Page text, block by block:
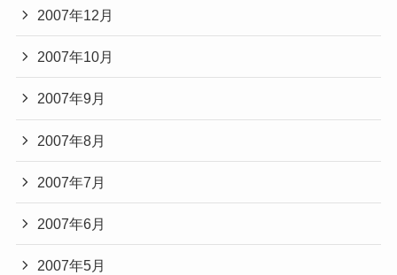
2007年12月
2007年10月
2007年9月
2007年8月
2007年7月
2007年6月
2007年5月